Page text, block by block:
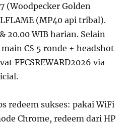
(Woodpecker Golden
(MP40 api tribal).
20.00 WIB harian. Selain
CS 5 ronde + headshot
FFCSREWARD2026 via
redeem sukses: pakai WiFi
Chrome, redeem dari HP